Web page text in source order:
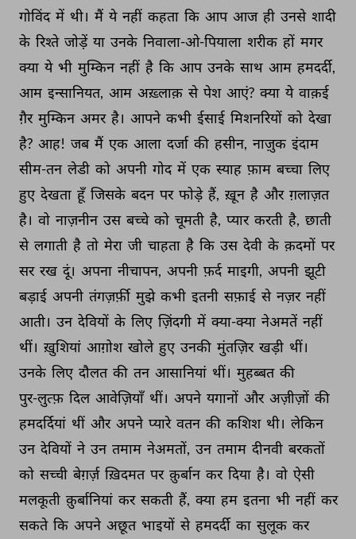
गोविंद में थी। मैं ये नहीं कहता कि आप आज ही उनसे शादी
के रिश्ते जोड़ें या उनके निवाला-ओ-पियाला शरीक हों मगर
क्या ये भी मुम्किन नहीं है कि आप उनके साथ आम हमदर्दी,
आम इन्सानियत, आम अख़्लाक़ से पेश आएं? क्या ये वाक़ई
ग़ैर मुम्किन अमर है। आपने कभी ईसाई मिशनरियों को देखा
है? आह! जब मैं एक आला दर्जा की हसीन, नाज़ुक इंदाम
सीम-तन लेडी को अपनी गोद में एक स्याह फ़ाम बच्चा लिए
हुए देखता हूँ जिसके बदन पर फोड़े हैं, ख़ून है और ग़लाज़त
है। वो नाज़नीन उस बच्चे को चूमती है, प्यार करती है, छाती
से लगाती है तो मेरा जी चाहता है कि उस देवी के क़दमों पर
सर रख दूं। अपना नीचापन, अपनी फ़र्द माइगी, अपनी झूटी
बड़ाई अपनी तंगज़र्फ़ी मुझे कभी इतनी सफ़ाई से नज़र नहीं
आती। उन देवियों के लिए ज़िंदगी में क्या-क्या नेअमतें नहीं
थीं। ख़ुशियां आग़ोश खोले हुए उनकी मुंतज़िर खड़ी थीं।
उनके लिए दौलत की तन आसानियां थीं। मुहब्बत की
पुर-लुत्फ़ दिल आवेज़ियाँ थीं। अपने यगानों और अज़ीज़ों की
हमदर्दियां थीं और अपने प्यारे वतन की कशिश थी। लेकिन
उन देवियों ने उन तमाम नेअमतों, उन तमाम दीनवी बरकतों
को सच्ची बेग़र्ज़ ख़िदमत पर क़ुर्बान कर दिया है। वो ऐसी
मलकूती क़ुर्बानियां कर सकती हैं, क्या हम इतना भी नहीं कर
सकते कि अपने अछूत भाइयों से हमदर्दी का सुलूक कर